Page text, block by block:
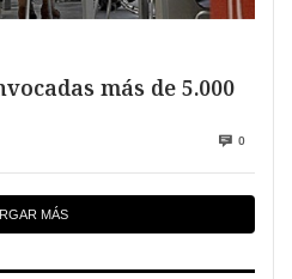
más de 5.000
0
MÁS